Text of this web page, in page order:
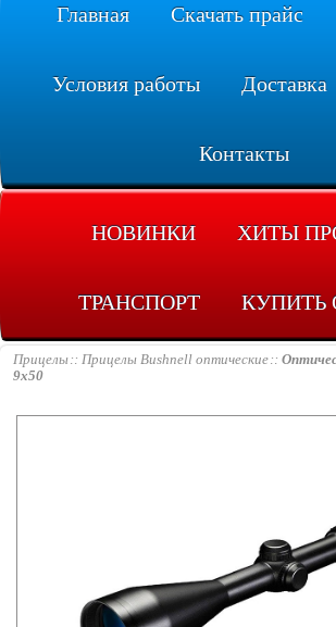
Главная Скачать прайс
Условия работы Доставка
Контакты
НОВИНКИ ХИТЫ
ТРАНСПОРТ КУПИТЬ
Прицелы Прицелы Bushnell оптические
9x50